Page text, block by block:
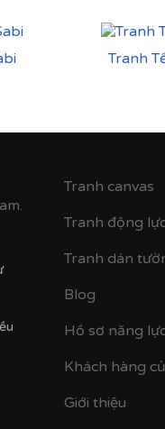
Tranh
Tranh canvas
Tranh động
Tranh dán
Blog
Hồ sơ năng
Khách hàng
Giới thiệu